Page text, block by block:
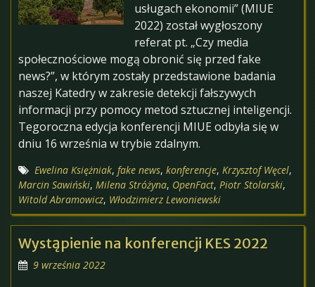
usługach ekonomii” (MIUE
2022) został wygłoszony
referat pt. „Czy media
społecznościowe mogą obronić się przed fake
news?”, w którym zostały przedstawione badania
naszej Katedry w zakresie detekcji fałszywych
informacji przy pomocy metod sztucznej inteligencji.
Tegoroczna edycja konferencji MIUE odbyła się w
dniu 16 września w trybie zdalnym.
Ewelina Księżniak, fake news, konferencje, Krzysztof Węcel,
Marcin Sawiński, Milena Stróżyna, OpenFact, Piotr Stolarski,
Witold Abramowicz, Włodzimierz Lewoniewski
Wystąpienie na konferencji KES 2022
9 września 2022